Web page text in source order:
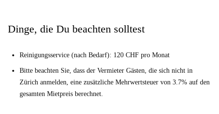
Zürcher Sonnenmarsch, die Statuen und wunderschöne Brunnen wie der
Dinge, die Du beachten solltest
Reinigungsservice (nach Bedarf): 120 CHF pro Monat
Bitte beachten Sie, dass der Vermieter Gästen, die sich nicht in
Zürich anmelden, eine zusätzliche Mehrwertsteuer von 3.7% auf den
gesamten Mietpreis berechnet.